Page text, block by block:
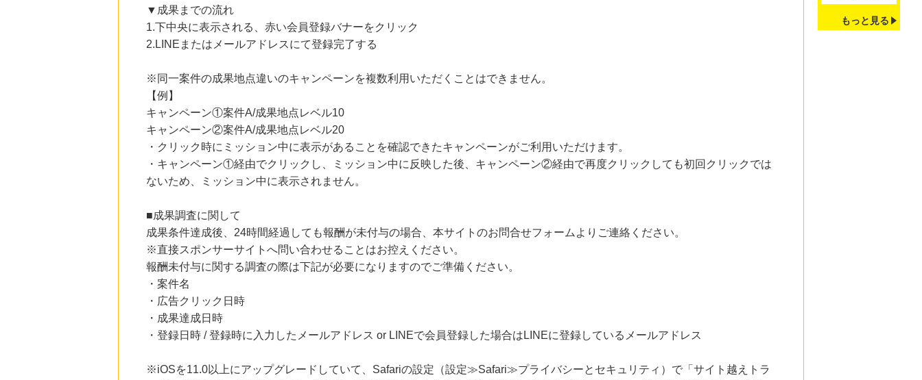
▼成果までの流れ
1.下中央に表示される、赤い会員登録バナーをクリック
2.LINEまたはメールアドレスにて登録完了する
※同一案件の成果地点違いのキャンペーンを複数利用いただくことはできません。
【例】
キャンペーン①案件A/成果地点レベル10
キャンペーン②案件A/成果地点レベル20
・クリック時にミッション中に表示があることを確認できたキャンペーンがご利用いただけます。
・キャンペーン①経由でクリックし、ミッション中に反映した後、キャンペーン②経由で再度クリックしても初回クリックでは
ないため、ミッション中に表示されません。
■成果調査に関して
成果条件達成後、24時間経過しても報酬が未付与の場合、本サイトのお問合せフォームよりご連絡ください。
※直接スポンサーサイトへ問い合わせることはお控えください。
報酬未付与に関する調査の際は下記が必要になりますのでご準備ください。
・案件名
・広告クリック日時
・成果達成日時
・登録日時 / 登録時に入力したメールアドレス or LINEで会員登録した場合はLINEに登録しているメールアドレス
※iOSを11.0以上にアップグレードしていて、Safariの設定（設定≫Safari≫プライバシーとセキュリティ）で「サイト越えトラ
もっと見る